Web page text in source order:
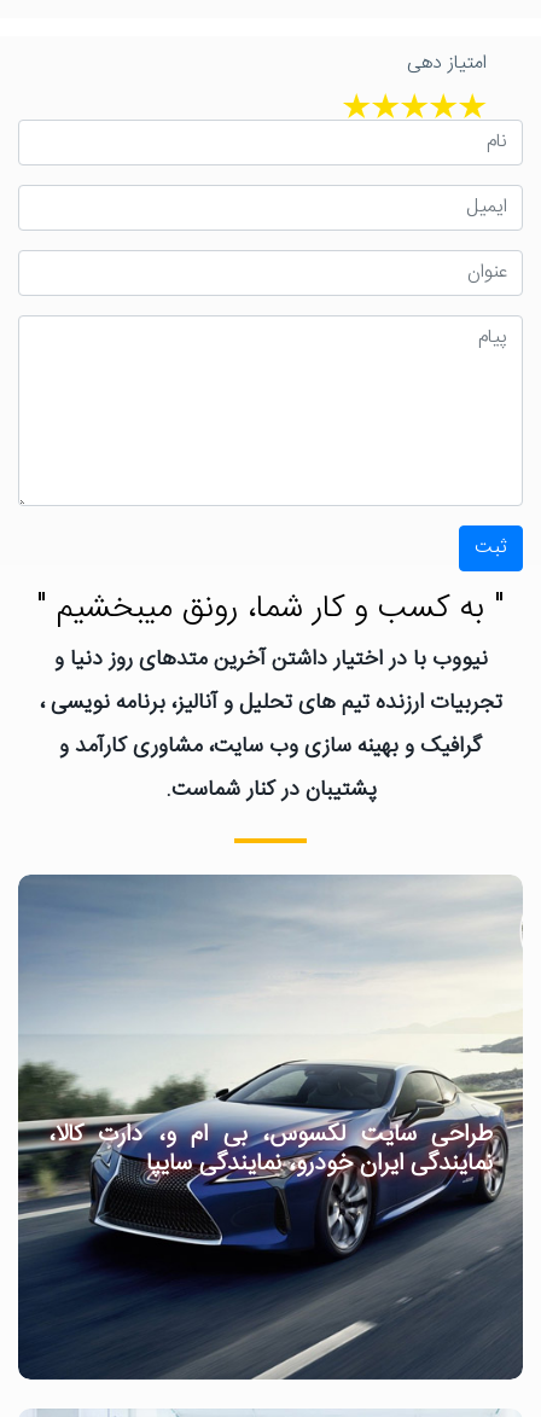
امتیاز دهی
ثبت
" به کسب و کار شما، رونق میبخشیم "
نیووب با در اختیار داشتن آخرین متدهای روز دنیا و
تجربیات ارزنده تیم های تحلیل و آنالیز، برنامه نویسی ،
گرافیک و بهینه سازی وب سایت، مشاوری کارآمد و
پشتیبان در کنار شماست.
طراحی سایت لکسوس، بی ام و، دارت کالا،
نمایندگی ایران خودرو، نمایندگی سایپا